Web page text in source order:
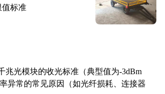
值标准
光模块的收光标准（典型值为-3dBm
异常的常见原因（如光纤损耗、连接器